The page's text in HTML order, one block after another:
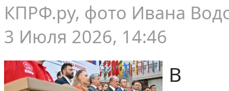
КПРФ.ру, фото Ивана
3 Июля 2026, 14:46
В